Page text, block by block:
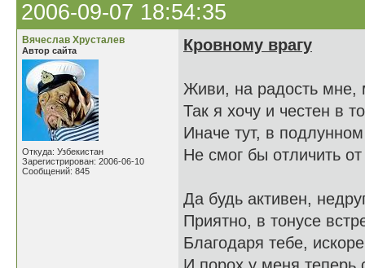
2006-09-07 18:54:35
Вячеслав Хрусталев
Автор сайта
Откуда: Узбекистан
Зарегистрирован: 2006-06-10
Сообщений: 845
Кровному врагу
Живи, на радость мне,
Так я хочу и честен в
Иначе тут, в
Не смог бы отличить
Да будь активен,
Приятно, в тонусе
Благодаря тебе,